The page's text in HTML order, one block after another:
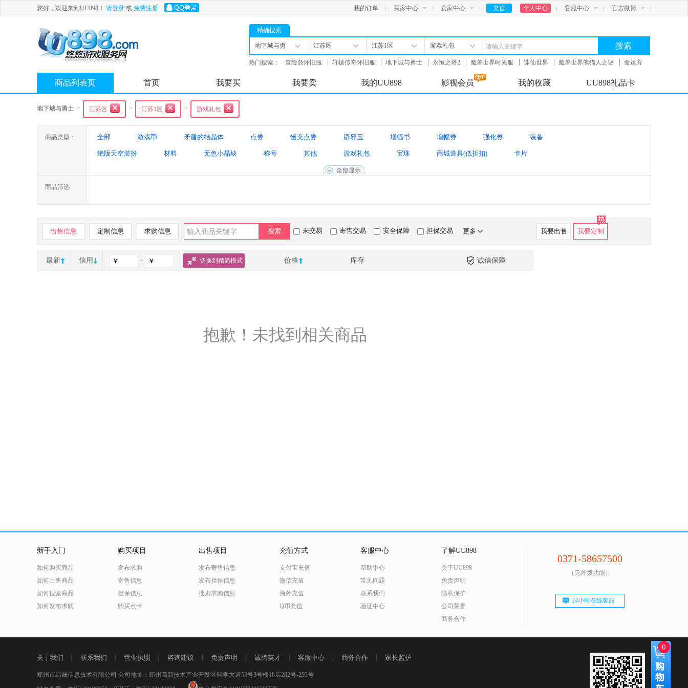
您好，欢迎来到UU898！ 请登录 或 免费注册 我的订单 买家中心 卖家中心 充值 个人中心 客服中心 官方微博
精确搜索
地下城与勇
士
江苏区 江苏1区 游戏礼包 搜索
热门搜索： 冒险岛怀旧服 轩辕传奇怀旧服 地下城与勇士 永恒之塔2 魔兽世界时光服 诛仙世界 魔兽世界熊猫人之谜
命运方
商品列表页 首页 我要买 我要卖 我的UU898 影视会员 我的收藏 UU898礼品卡
0
地下城与勇士 > 江苏区 > 江苏1区 > 游戏礼包
商品类型： 全部 游戏币 矛盾的结晶体 点券 慢充点券 辟邪玉 增幅书 增幅券 强化券 装备
绝版天空装扮 材料 无色小晶块 称号 其他 游戏礼包 宝珠 商城道具(低折扣) 卡片
游戏账号
全部显示
商品筛选
我要出售 我要定制
出售信息 定制信息 求购信息 搜索 未交易 寄售交易 安全保障 担保交易 更多
最新 信用 - 切换到精简模式 价格 库存 诚信保障
抱歉！未找到相关商品
新手入门
如何购买商品
如何出售商品
如何搜索商品
如何发布求购
购买项目
发布求购
寄售信息
担保信息
购买点卡
出售项目
发布寄售信息
发布担保信息
搜索求购信息
充值方式
支付宝充值
微信充值
海外充值
Q币充值
客服中心
帮助中心
常见问题
联系我们
验证中心
了解UU898
关于UU898
免责声明
隐私保护
公司荣誉
商务合作
0371-58657500
（无外拨功能）
24小时在线客服
关于我们 联系我们 营业执照 咨询建议 免责声明 诚聘英才 客服中心 商务合作 家长监护
郑州市易晟信息技术有限公司 公司地址：郑州高新技术产业开发区科学大道53号3号楼18层282号-293号